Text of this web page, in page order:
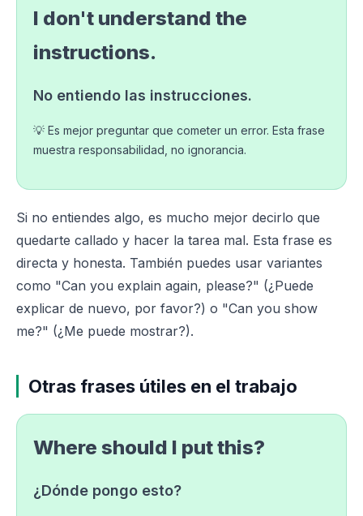
I don't understand the
instructions.
No entiendo las instrucciones.
💡 Es mejor preguntar que cometer un error. Esta frase
muestra responsabilidad, no ignorancia.
Si no entiendes algo, es mucho mejor decirlo que
quedarte callado y hacer la tarea mal. Esta frase es
directa y honesta. También puedes usar variantes
como "Can you explain again, please?" (¿Puede
explicar de nuevo, por favor?) o "Can you show
me?" (¿Me puede mostrar?).
Otras frases útiles en el trabajo
Where should I put this?
¿Dónde pongo esto?